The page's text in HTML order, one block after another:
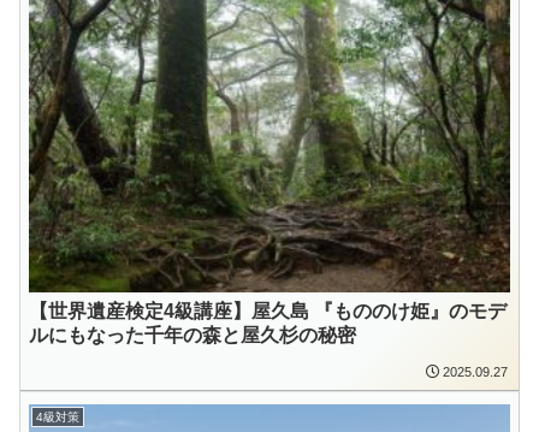
【世界遺産検定4級講座】屋久島 『もののけ姫』のモデ
ルにもなった千年の森と屋久杉の秘密
2025.09.27
4級対策